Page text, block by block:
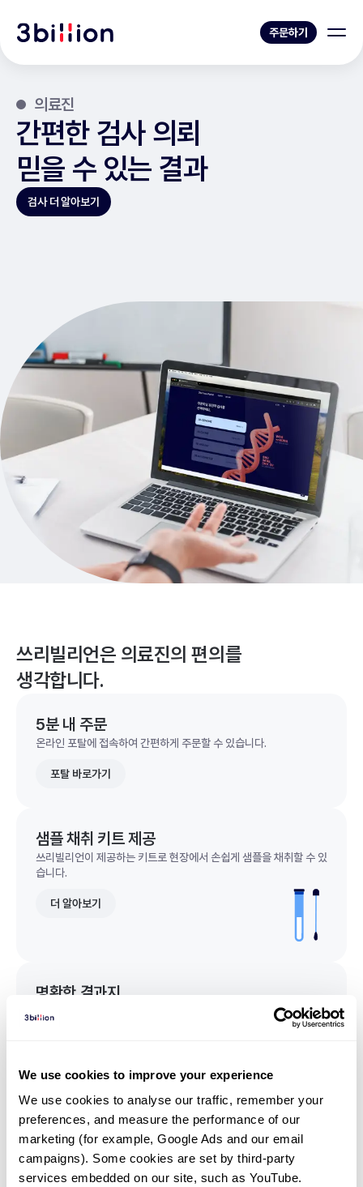
We use cookies to improve your experience
We use cookies to analyse our traffic, remember your
preferences, and measure the performance of our
marketing (for example, Google Ads and our email
campaigns). Some cookies are set by third-party
services embedded on our site, such as YouTube.
주문하기
의료진
간편한 검사 의뢰
믿을 수 있는 결과
검사 더 알아보기
쓰리빌리언은 의료진의 편의를
생각합니다.
5분 내 주문
온라인 포탈에 접속하여 간편하게 주문할 수 있습니다.
포탈 바로가기
샘플 채취 키트 제공
쓰리빌리언이 제공하는 키트로 현장에서 손쉽게 샘플을 채취할 수 있
습니다.
더 알아보기
명확한 결과지
임상유전학팀과 소통
궁금한 점을 임상유전학팀과 직접 논의 할 수 있습니다.
문의하기